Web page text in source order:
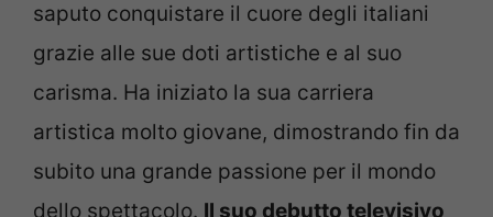
saputo conquistare il cuore degli italiani
grazie alle sue doti artistiche e al suo
carisma. Ha iniziato la sua carriera
artistica molto giovane, dimostrando fin da
subito una grande passione per il mondo
dello spettacolo. Il suo debutto televisivo